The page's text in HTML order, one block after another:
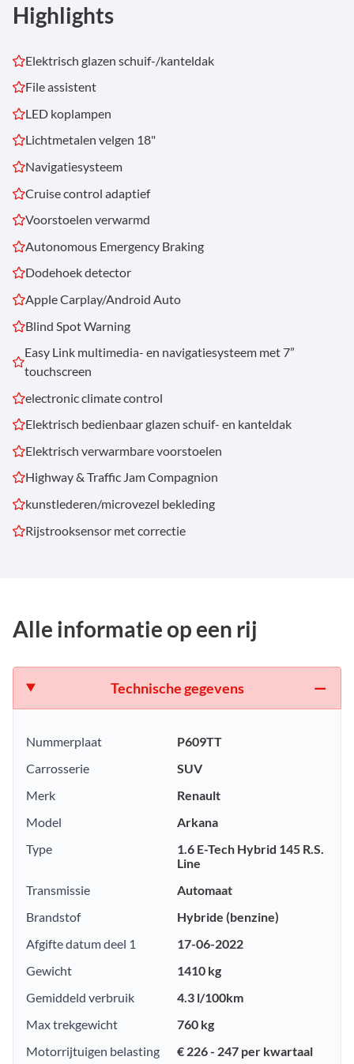
Highlights
Elektrisch glazen schuif-/kanteldak
File assistent
LED koplampen
Lichtmetalen velgen 18"
Navigatiesysteem
Cruise control adaptief
Voorstoelen verwarmd
Autonomous Emergency Braking
Dodehoek detector
Apple Carplay/Android Auto
Blind Spot Warning
Easy Link multimedia- en navigatiesysteem met 7”
touchscreen
electronic climate control
Elektrisch bedienbaar glazen schuif- en kanteldak
Elektrisch verwarmbare voorstoelen
Highway & Traffic Jam Compagnion
kunstlederen/microvezel bekleding
Rijstrooksensor met correctie
Alle informatie op een rij
Technische gegevens
Nummerplaat
P609TT
Carrosserie
SUV
Merk
Renault
Model
Arkana
Type
1.6 E-Tech Hybrid 145 R.S.
Line
Transmissie
Automaat
Brandstof
Hybride (benzine)
Afgifte datum deel 1
17-06-2022
Gewicht
1410 kg
Gemiddeld verbruik
4.3 l/100km
Max trekgewicht
760 kg
Motorrijtuigen belasting
€ 226 - 247 per kwartaal